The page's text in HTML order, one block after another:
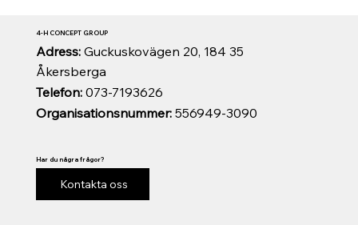
Organisationsnummer:556949-3090
Telefon:073-7193626
Adress: Guckuskovägen 20, 184 35
Åkersberga
4-H CONCEPT GROUP
Har du några frågor?
Kontakta oss